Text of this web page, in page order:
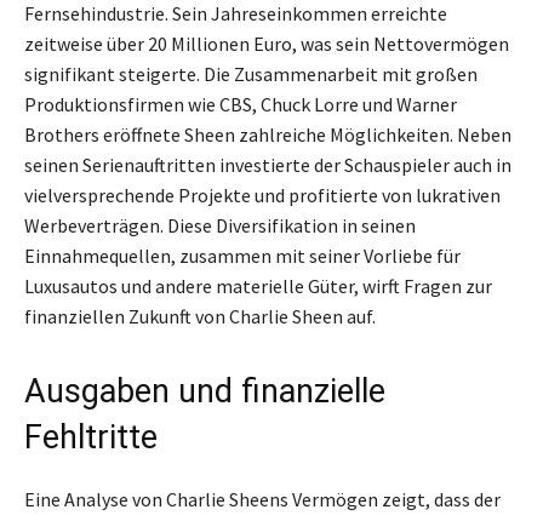
Fernsehindustrie. Sein Jahreseinkommen erreichte
zeitweise über 20 Millionen Euro, was sein Nettovermögen
signifikant steigerte. Die Zusammenarbeit mit großen
Produktionsfirmen wie CBS, Chuck Lorre und Warner
Brothers eröffnete Sheen zahlreiche Möglichkeiten. Neben
seinen Serienauftritten investierte der Schauspieler auch in
vielversprechende Projekte und profitierte von lukrativen
Werbeverträgen. Diese Diversifikation in seinen
Einnahmequellen, zusammen mit seiner Vorliebe für
Luxusautos und andere materielle Güter, wirft Fragen zur
finanziellen Zukunft von Charlie Sheen auf.
Ausgaben und finanzielle
Fehltritte
Eine Analyse von Charlie Sheens Vermögen zeigt, dass der